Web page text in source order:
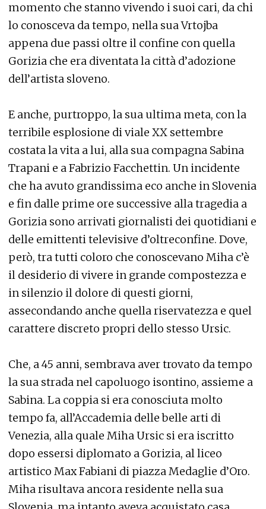
momento che stanno vivendo i suoi cari, da chi
lo conosceva da tempo, nella sua Vrtojba
appena due passi oltre il confine con quella
Gorizia che era diventata la città d’adozione
dell’artista sloveno.
E anche, purtroppo, la sua ultima meta, con la
terribile esplosione di viale XX settembre
costata la vita a lui, alla sua compagna Sabina
Trapani e a Fabrizio Facchettin. Un incidente
che ha avuto grandissima eco anche in Slovenia
e fin dalle prime ore successive alla tragedia a
Gorizia sono arrivati giornalisti dei quotidiani e
delle emittenti televisive d’oltreconfine. Dove,
però, tra tutti coloro che conoscevano Miha c’è
il desiderio di vivere in grande compostezza e
in silenzio il dolore di questi giorni,
assecondando anche quella riservatezza e quel
carattere discreto propri dello stesso Ursic.
Che, a 45 anni, sembrava aver trovato da tempo
la sua strada nel capoluogo isontino, assieme a
Sabina. La coppia si era conosciuta molto
tempo fa, all’Accademia delle belle arti di
Venezia, alla quale Miha Ursic si era iscritto
dopo essersi diplomato a Gorizia, al liceo
artistico Max Fabiani di piazza Medaglie d’Oro.
Miha risultava ancora residente nella sua